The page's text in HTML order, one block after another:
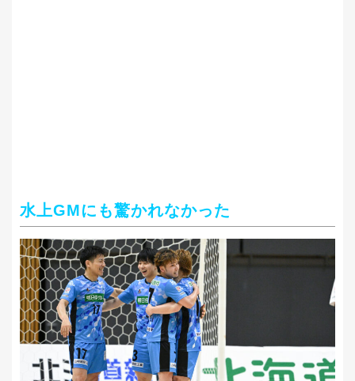
水上GMにも驚かれなかった